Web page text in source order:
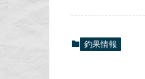
釣果情報